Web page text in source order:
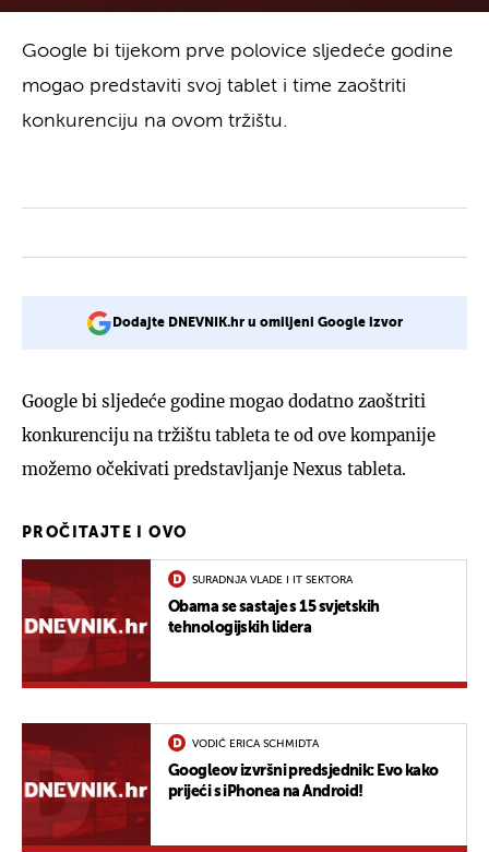
Google bi tijekom prve polovice sljedeće godine
mogao predstaviti svoj tablet i time zaoštriti
konkurenciju na ovom tržištu.
Dodajte DNEVNIK.hr u omiljeni Google izvor
Google bi sljedeće godine mogao dodatno zaoštriti
konkurenciju na tržištu tableta te od ove kompanije
možemo očekivati predstavljanje Nexus tableta.
PROČITAJTE I OVO
SURADNJA VLADE I IT SEKTORA
Obama se sastaje s 15 svjetskih
tehnologijskih lidera
VODIČ ERICA SCHMIDTA
Googleov izvršni predsjednik: Evo kako
prijeći s iPhonea na Android!